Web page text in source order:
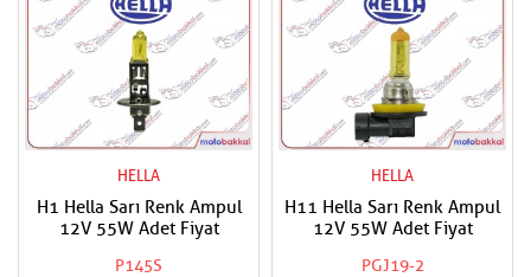
HELLA
H1 Hella Sarı Renk Ampul
12V 55W Adet Fiyat
P145S
HELLA
H11 Hella Sarı Renk Ampul
12V 55W Adet Fiyat
PGJ19-2